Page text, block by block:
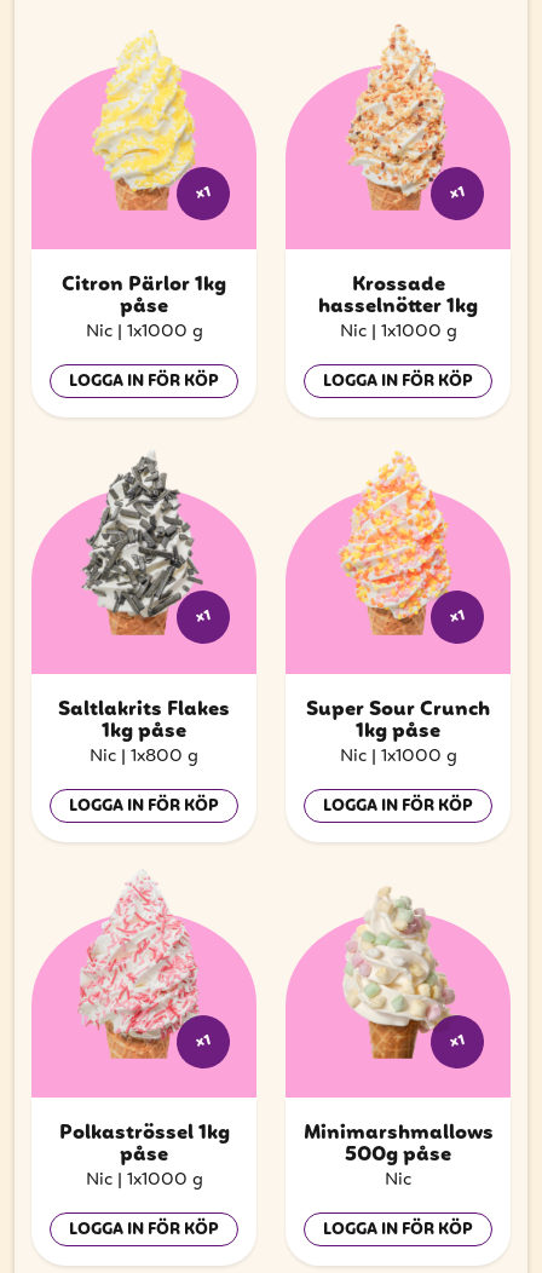
x1
Citron Pärlor 1kg
påse
Nic | 1x1000 g
LOGGA IN FÖR KÖP
x1
Krossade
hasselnötter 1kg
Nic | 1x1000 g
LOGGA IN FÖR KÖP
x1
Saltlakrits Flakes
1kg påse
Nic | 1x800 g
LOGGA IN FÖR KÖP
x1
Super Sour Crunch
1kg påse
Nic | 1x1000 g
LOGGA IN FÖR KÖP
x1
Polkaströssel 1kg
påse
Nic | 1x1000 g
LOGGA IN FÖR KÖP
x1
Minimarshmallows
500g påse
Nic
LOGGA IN FÖR KÖP